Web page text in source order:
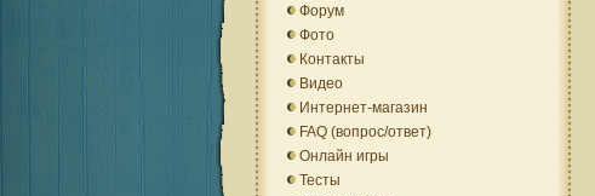
Форум
Фото
Контакты
Видео
Интернет-магазин
FAQ (вопрос/ответ)
Онлайн игры
Тесты